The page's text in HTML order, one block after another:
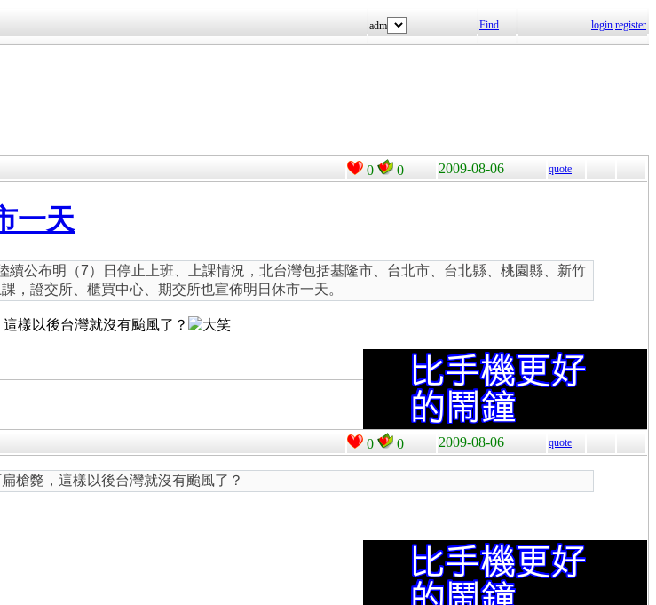
adm Find login register
0 0 2009-08-06 quote
一天
公布明（7）日停止上班、上課情況，北台灣包括基隆市、台北市、台北縣、桃園縣、新竹
，證交所、櫃買中心、期交所也宣佈明日休市一天。
樣以後台灣就沒有颱風了？
0 0 2009-08-06 quote
槍斃，這樣以後台灣就沒有颱風了？